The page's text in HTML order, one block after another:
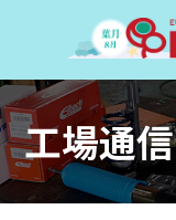
ホーム
トピックス
工場通信